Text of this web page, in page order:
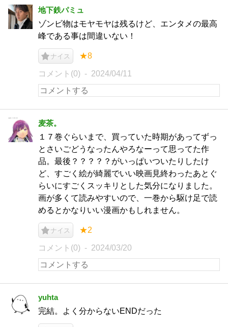
地下鉄パミュ
ゾンビ物はモヤモヤは残るけど、エンタメの最高
峰である事は間違いない！
ナイス ★8
コメント(0) 2024/04/11
麦茶。
１７巻ぐらいまで、買っていた時期があってずっ
とさいごどうなったんやろなーって思ってた作
品。最後？？？？？がいっぱいついたりしたけ
ど、すごく絵が綺麗でいい映画見終わったあとぐ
らいにすごくスッキリとした気分になりました。
画が多くて読みやすいので、一巻から駆け足で読
めるとかなりいい漫画かもしれません。
ナイス ★2
コメント(0) 2024/03/20
yuhta
完結。よく分からないENDだった